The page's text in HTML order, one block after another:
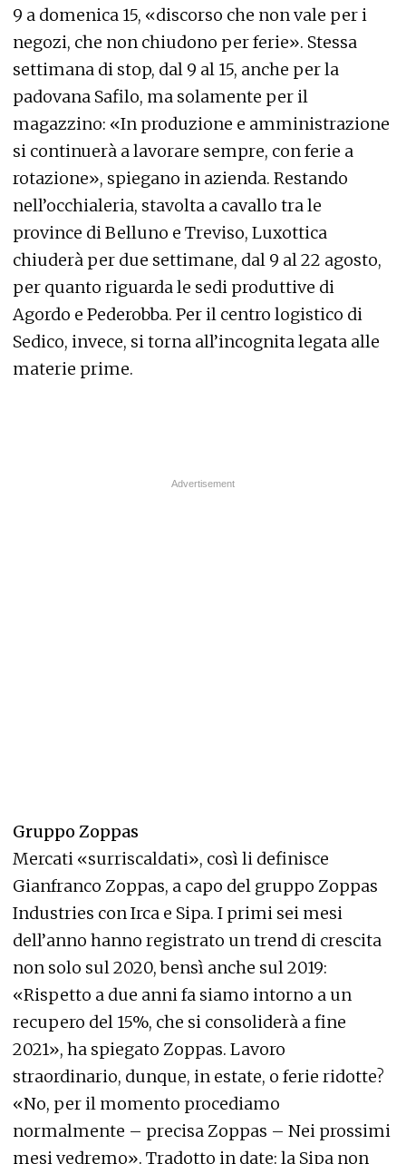
9 a domenica 15, «discorso che non vale per i
negozi, che non chiudono per ferie». Stessa
settimana di stop, dal 9 al 15, anche per la
padovana Safilo, ma solamente per il
magazzino: «In produzione e amministrazione
si continuerà a lavorare sempre, con ferie a
rotazione», spiegano in azienda. Restando
nell’occhialeria, stavolta a cavallo tra le
province di Belluno e Treviso, Luxottica
chiuderà per due settimane, dal 9 al 22 agosto,
per quanto riguarda le sedi produttive di
Agordo e Pederobba. Per il centro logistico di
Sedico, invece, si torna all’incognita legata alle
materie prime.
Gruppo Zoppas
Mercati «surriscaldati», così li definisce
Gianfranco Zoppas, a capo del gruppo Zoppas
Industries con Irca e Sipa. I primi sei mesi
dell’anno hanno registrato un trend di crescita
non solo sul 2020, bensì anche sul 2019:
«Rispetto a due anni fa siamo intorno a un
recupero del 15%, che si consoliderà a fine
2021», ha spiegato Zoppas. Lavoro
straordinario, dunque, in estate, o ferie ridotte?
«No, per il momento procediamo
normalmente – precisa Zoppas – Nei prossimi
mesi vedremo». Tradotto in date: la Sipa non